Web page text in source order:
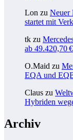
Lon zu Neuer
startet mit
tk zu
ab 49.420,70 €
O.Maid zu
EQA und
Claus zu
Hybriden
Archiv